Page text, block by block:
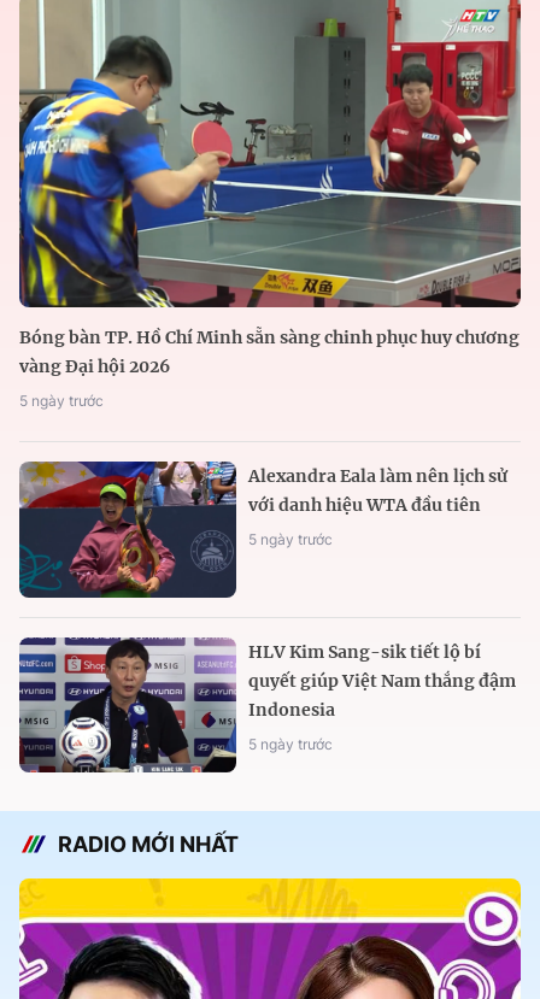
Bóng bàn TP. Hồ Chí Minh sẵn sàng chinh phục huy chương
vàng Đại hội 2026
5 ngày trước
Alexandra Eala làm nên lịch sử
với danh hiệu WTA đầu tiên
5 ngày trước
HLV Kim Sang-sik tiết lộ bí
quyết giúp Việt Nam thắng đậm
Indonesia
5 ngày trước
RADIO MỚI NHẤT